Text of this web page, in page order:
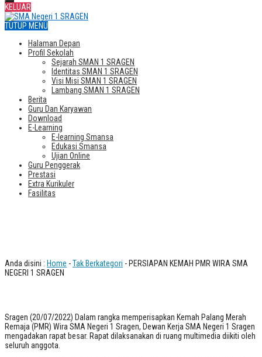
KELUAR
TUTUP MENU
Halaman Depan
Profil Sekolah
Sejarah SMAN 1 SRAGEN
Identitas SMAN 1 SRAGEN
Visi Misi SMAN 1 SRAGEN
Lambang SMAN 1 SRAGEN
Berita
Guru Dan Karyawan
Download
E-Learning
E-learning Smansa
Edukasi Smansa
Ujian Online
Guru Penggerak
Prestasi
Extra Kurikuler
Fasilitas
Anda disini : Home -Tak Berkategori - PERSIAPAN KEMAH PMR WIRA SMA
NEGERI 1 SRAGEN
Sragen (20/07/2022) Dalam rangka memperisapkan Kemah Palang Merah
Remaja (PMR) Wira SMA Negeri 1 Sragen, Dewan Kerja SMA Negeri 1 Sragen
mengadakan rapat besar. Rapat dilaksanakan di ruang multimedia diikiti oleh
seluruh anggota.